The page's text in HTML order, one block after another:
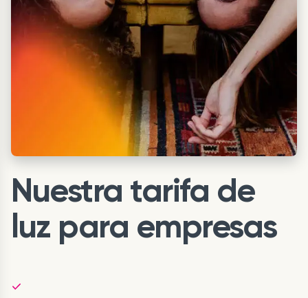
Nuestra tarifa de
luz para empresas